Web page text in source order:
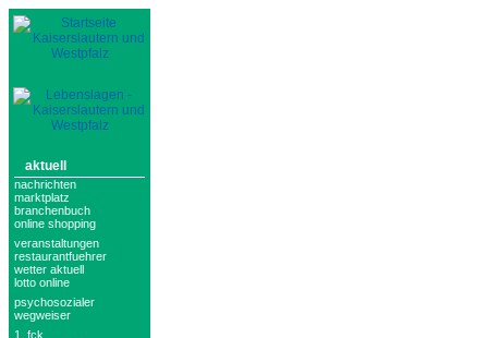
aktuell
nachrichten
marktplatz
branchenbuch
online shopping
veranstaltungen
restaurantfuehrer
wetter aktuell
lotto online
psychosozialer
wegweiser
1. fck